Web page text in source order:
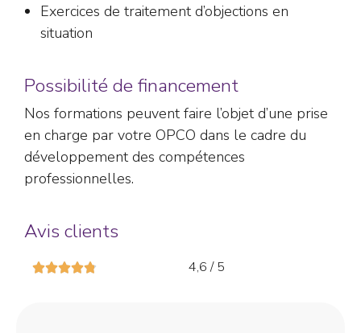
Exercices de traitement d’objections en
situation
Possibilité de financement
Nos formations peuvent faire l’objet d’une prise
en charge par votre OPCO dans le cadre du
développement des compétences
professionnelles.
Avis clients
4,6 / 5